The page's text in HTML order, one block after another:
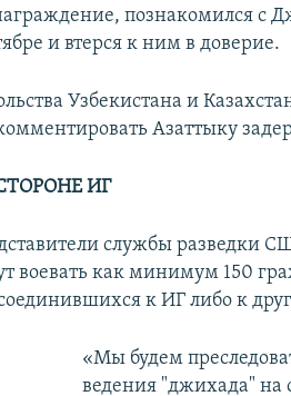
познакомился с
и втерся к ним в доверие.
Узбекистана и
Азаттыку
ИГ
службы разведки
воевать как минимум 150
к ИГ либо к
«Мы будем
ведения "джихада" на